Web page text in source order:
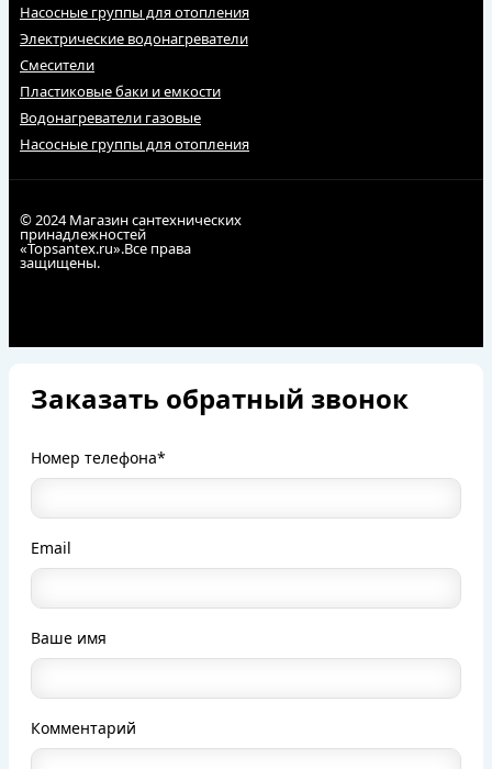
Насосные группы для отопления
Электрические водонагреватели
Смесители
Пластиковые баки и емкости
Водонагреватели газовые
Насосные группы для отопления
© 2024 Магазин сантехнических
принадлежностей
«Topsantex.ru».Все права
защищены.
Заказать обратный звонок
Номер телефона*
Email
Ваше имя
Комментарий